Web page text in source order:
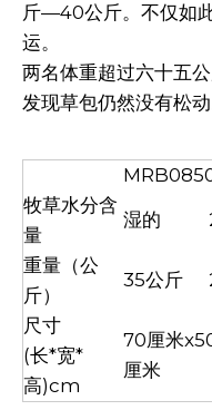
斤—40公斤。不仅如
运。
两名体重超过六十五
发现草包仍然没有松动
牧草水分含
量
湿的
重量（公
斤）
35公斤
尺寸
70厘米
厘米
(长*宽*
高)cm